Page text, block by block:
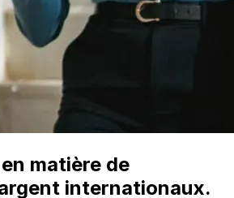
matière de
internationaux.